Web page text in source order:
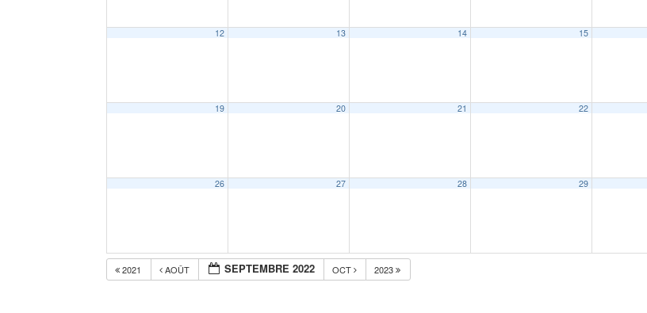
12 13 14 15
19 20 21 22
26 27 28 29
2021 AOÛT SEPTEMBRE 2022 OCT 2023